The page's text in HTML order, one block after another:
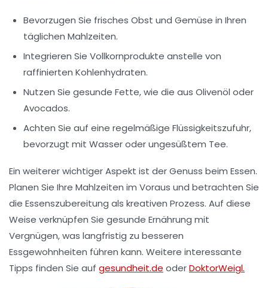
Bevorzugen Sie frisches Obst und Gemüse in Ihren
täglichen Mahlzeiten.
Integrieren Sie Vollkornprodukte anstelle von
raffinierten Kohlenhydraten.
Nutzen Sie gesunde Fette, wie die aus Olivenöl oder
Avocados.
Achten Sie auf eine regelmäßige Flüssigkeitszufuhr,
bevorzugt mit Wasser oder ungesüßtem Tee.
Ein weiterer wichtiger Aspekt ist der Genuss beim Essen.
Planen Sie Ihre Mahlzeiten im Voraus und betrachten Sie
die Essenszubereitung als kreativen Prozess. Auf diese
Weise verknüpfen Sie gesunde Ernährung mit
Vergnügen, was langfristig zu besseren
Essgewohnheiten führen kann. Weitere interessante
Tipps finden Sie auf gesundheit.de oderDoktorWeigl.